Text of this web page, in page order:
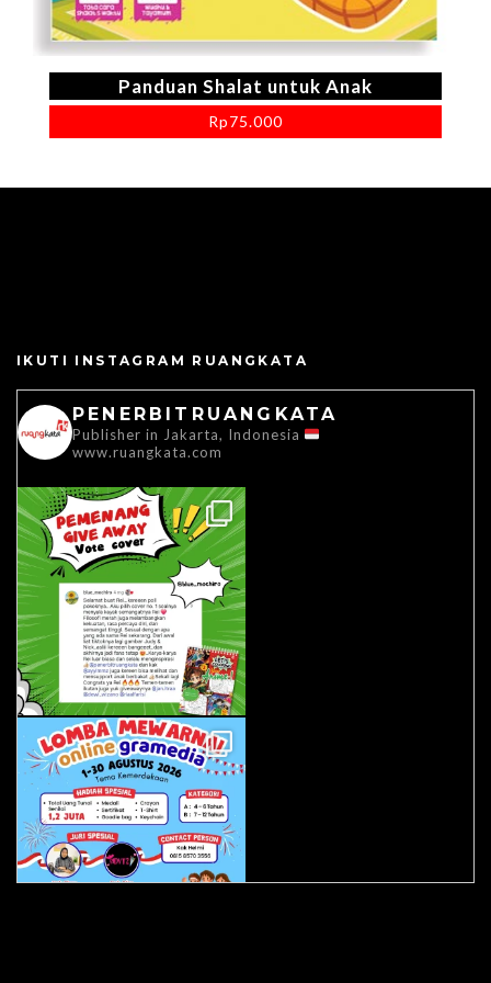
Panduan Shalat untuk Anak
Rp75.000
IKUTI INSTAGRAM RUANGKATA
PENERBITRUANGKATA
Publisher in Jakarta, Indonesia
www.ruangkata.com